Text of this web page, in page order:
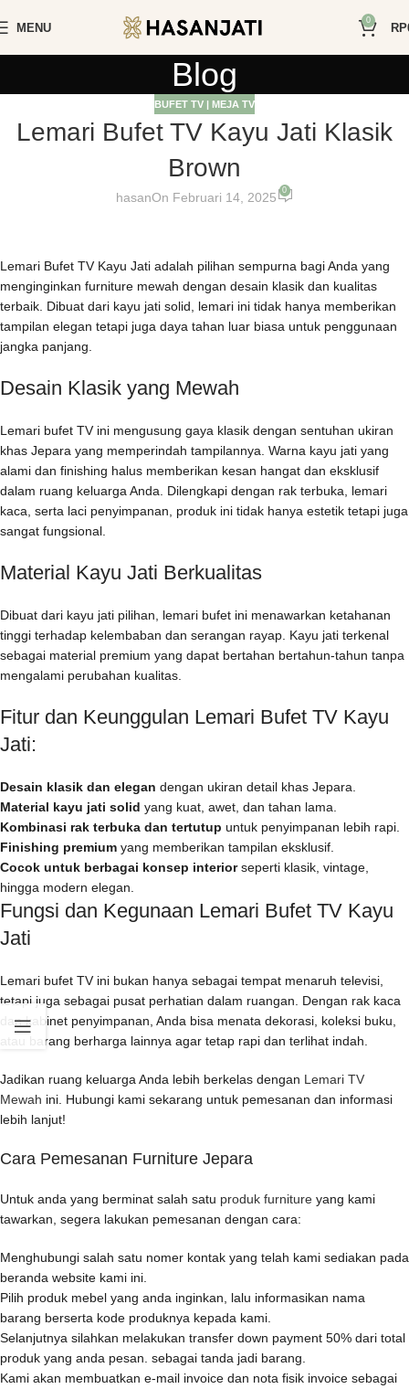
MENU
0
RP
Blog
BUFET TV | MEJA TV
Lemari Bufet TV Kayu Jati Klasik
Brown
hasanOn Februari 14, 2025 0
Lemari Bufet TV Kayu Jati adalah pilihan sempurna bagi Anda yang
menginginkan furniture mewah dengan desain klasik dan kualitas
terbaik. Dibuat dari kayu jati solid, lemari ini tidak hanya memberikan
tampilan elegan tetapi juga daya tahan luar biasa untuk penggunaan
jangka panjang.
Desain Klasik yang Mewah
Lemari bufet TV ini mengusung gaya klasik dengan sentuhan ukiran
khas Jepara yang memperindah tampilannya. Warna kayu jati yang
alami dan finishing halus memberikan kesan hangat dan eksklusif
dalam ruang keluarga Anda. Dilengkapi dengan rak terbuka, lemari
kaca, serta laci penyimpanan, produk ini tidak hanya estetik tetapi juga
sangat fungsional.
Material Kayu Jati Berkualitas
Dibuat dari kayu jati pilihan, lemari bufet ini menawarkan ketahanan
tinggi terhadap kelembaban dan serangan rayap. Kayu jati terkenal
sebagai material premium yang dapat bertahan bertahun-tahun tanpa
mengalami perubahan kualitas.
Fitur dan Keunggulan Lemari Bufet TV Kayu
Jati:
Desain klasik dan elegan dengan ukiran detail khas Jepara.
Material kayu jati solid yang kuat, awet, dan tahan lama.
Kombinasi rak terbuka dan tertutup untuk penyimpanan lebih rapi.
Finishing premium yang memberikan tampilan eksklusif.
Cocok untuk berbagai konsep interiorseperti klasik, vintage,
hingga modern elegan.
Fungsi dan Kegunaan Lemari Bufet TV Kayu
Jati
Lemari bufet TV ini bukan hanya sebagai tempat menaruh televisi,
tetapi juga sebagai pusat perhatian dalam ruangan. Dengan rak kaca
dan kabinet penyimpanan, Anda bisa menata dekorasi, koleksi buku,
atau barang berharga lainnya agar tetap rapi dan terlihat indah.
Jadikan ruang keluarga Anda lebih berkelas dengan Lemari TV
Mewah ini. Hubungi kami sekarang untuk pemesanan dan informasi
lebih lanjut!
Cara Pemesanan Furniture Jepara
Untuk anda yang berminat salah satu produk furniture yang kami
tawarkan, segera lakukan pemesanan dengan cara:
Menghubungi salah satu nomer kontak yang telah kami sediakan pada
beranda website kami ini.
Pilih produk mebel yang anda inginkan, lalu informasikan nama
barang berserta kode produknya kepada kami.
Selanjutnya silahkan melakukan transfer down payment 50% dari total
produk yang anda pesan. sebagai tanda jadi barang.
Kami akan membuatkan e-mail invoice dan nota fisik invoice sebagai